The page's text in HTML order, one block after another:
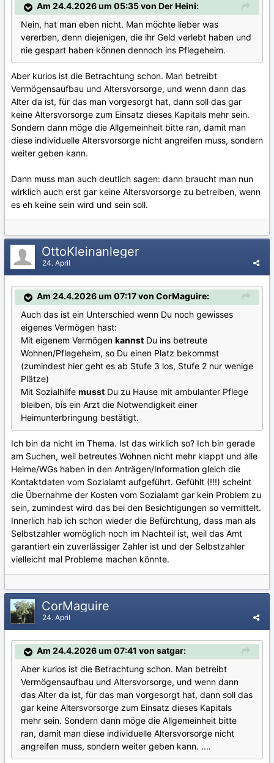
Am 24.4.2026 um 05:35 von Der Heini:
Nein, hat man eben nicht. Man möchte lieber was
vererben, denn diejenigen, die ihr Geld verlebt haben und
nie gespart haben können dennoch ins Pflegeheim.
Aber kurios ist die Betrachtung schon. Man betreibt
Vermögensaufbau und Altersvorsorge, und wenn dann das
Alter da ist, für das man vorgesorgt hat, dann soll das gar
keine Altersvorsorge zum Einsatz dieses Kapitals mehr sein.
Sondern dann möge die Allgemeinheit bitte ran, damit man
diese individuelle Altersvorsorge nicht angreifen muss, sondern
weiter geben kann.
Dann muss man auch deutlich sagen: dann braucht man nun
wirklich auch erst gar keine Altersvorsorge zu betreiben, wenn
es eh keine sein wird und sein soll.
OttoKleinanleger
24. April
Am 24.4.2026 um 07:17 von CorMaguire:
Auch das ist ein Unterschied wenn Du noch gewisses
eigenes Vermögen hast:
Mit eigenem Vermögen kannst Du ins betreute
Wohnen/Pflegeheim, so Du einen Platz bekommst
(zumindest hier geht es ab Stufe 3 los, Stufe 2 nur wenige
Plätze)
Mit Sozialhilfe musst Du zu Hause mit ambulanter Pflege
bleiben, bis ein Arzt die Notwendigkeit einer
Heimunterbringung bestätigt.
Ich bin da nicht im Thema. Ist das wirklich so? Ich bin gerade
am Suchen, weil betreutes Wohnen nicht mehr klappt und alle
Heime/WGs haben in den Anträgen/Information gleich die
Kontaktdaten vom Sozialamt aufgeführt. Gefühlt (!!!) scheint
die Übernahme der Kosten vom Sozialamt gar kein Problem zu
sein, zumindest wird das bei den Besichtigungen so vermittelt.
Innerlich hab ich schon wieder die Befürchtung, dass man als
Selbstzahler womöglich noch im Nachteil ist, weil das Amt
garantiert ein zuverlässiger Zahler ist und der Selbstzahler
vielleicht mal Probleme machen könnte.
CorMaguire
24. April
Am 24.4.2026 um 07:41 von satgar:
Aber kurios ist die Betrachtung schon. Man betreibt
Vermögensaufbau und Altersvorsorge, und wenn dann
das Alter da ist, für das man vorgesorgt hat, dann soll das
gar keine Altersvorsorge zum Einsatz dieses Kapitals
mehr sein. Sondern dann möge die Allgemeinheit bitte
ran, damit man diese individuelle Altersvorsorge nicht
angreifen muss, sondern weiter geben kann. ....